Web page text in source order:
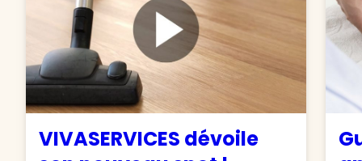
VIVASERVICES dévoile